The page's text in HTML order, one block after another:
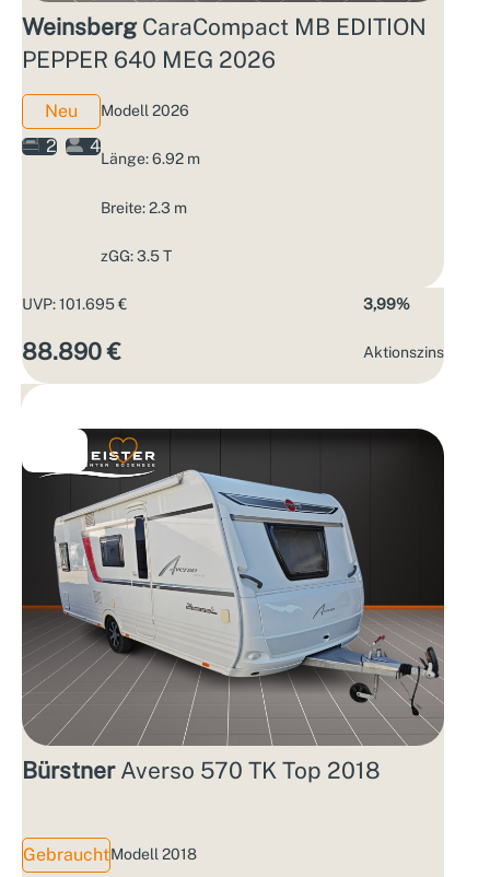
Weinsberg CaraCompact MB EDITION
PEPPER 640 MEG 2026
Neu
2
4
Modell 2026
Länge: 6.92 m
Breite: 2.3 m
zGG: 3.5 T
UVP: 101.695 €
88.890 €
3,99%
Aktions­zins
BürstnerAverso 570 TK Top 2018
GebrauchtModell 2018